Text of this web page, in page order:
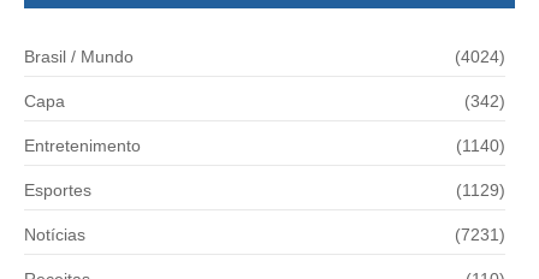
Brasil / Mundo (4024)
Capa (342)
Entretenimento (1140)
Esportes (1129)
Notícias (7231)